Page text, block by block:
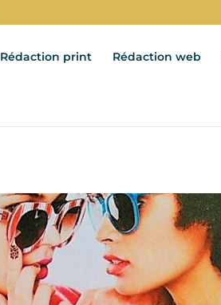
Rédaction print Rédaction web